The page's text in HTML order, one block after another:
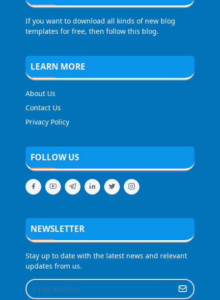
If you want to download all kinds of new blog
templates for free, then follow this blog.
LEARN MORE
About Us
Contact Us
Privacy Policy
FOLLOW US
NEWSLETTER
Stay up to date with the latest news and relevant
updates from us.